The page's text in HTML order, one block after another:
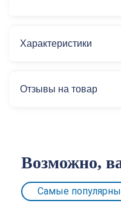
Характеристики
Отзывы на товар
Возможно,
Самые